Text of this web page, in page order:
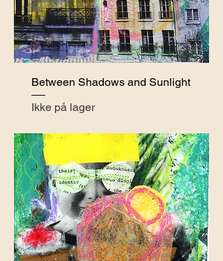
Between Shadows and Sunlight
Ikke på lager